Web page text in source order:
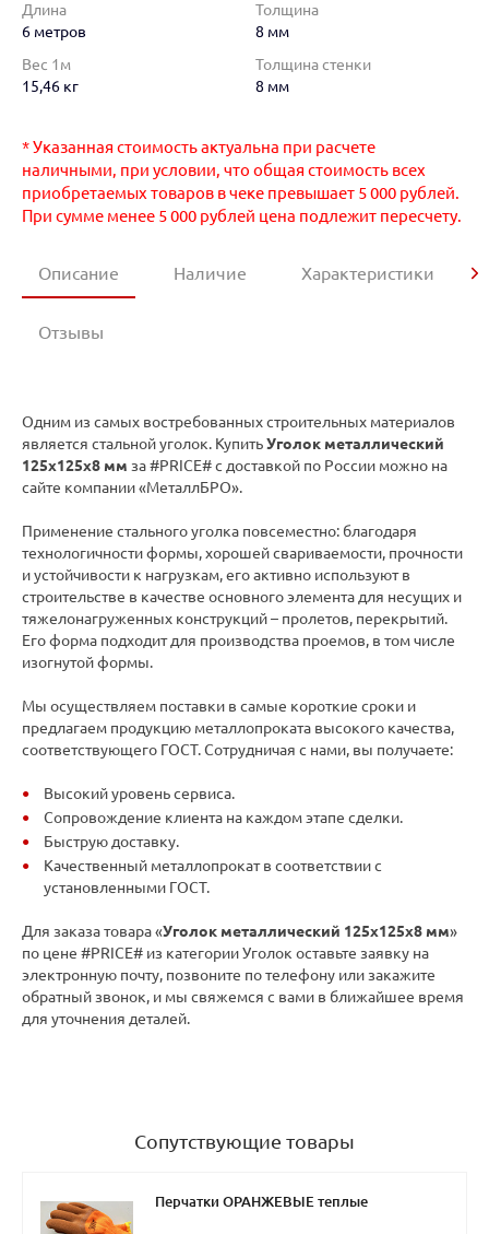
Длина
6 метров
Толщина
8 мм
Вес 1м
15,46 кг
Толщина стенки
8 мм
* Указанная стоимость актуальна при расчете
наличными, при условии, что общая стоимость всех
приобретаемых товаров в чеке превышает 5 000 рублей.
При сумме менее 5 000 рублей цена подлежит пересчету.
Описание Наличие Характеристики
Отзывы
Одним из самых востребованных строительных материалов
является стальной уголок. КупитьУголок металлический
125х125х8 мм за #PRICE# с доставкой по России можно на
сайте компании «МеталлБРО».
Применение стального уголка повсеместно: благодаря
технологичности формы, хорошей свариваемости, прочности
и устойчивости к нагрузкам, его активно используют в
строительстве в качестве основного элемента для несущих и
тяжелонагруженных конструкций – пролетов, перекрытий.
Его форма подходит для производства проемов, в том числе
изогнутой формы.
Мы осуществляем поставки в самые короткие сроки и
предлагаем продукцию металлопроката высокого качества,
соответствующего ГОСТ. Сотрудничая с нами, вы получаете:
Высокий уровень сервиса.
Сопровождение клиента на каждом этапе сделки.
Быструю доставку.
Качественный металлопрокат в соответствии с
установленными ГОСТ.
Для заказа товара «Уголок металлический 125х125х8 мм»
по цене #PRICE# из категории Уголок оставьте заявку на
электронную почту, позвоните по телефону или закажите
обратный звонок, и мы свяжемся с вами в ближайшее время
для уточнения деталей.
Сопутствующие товары
Перчатки ОРАНЖЕВЫЕ теплые